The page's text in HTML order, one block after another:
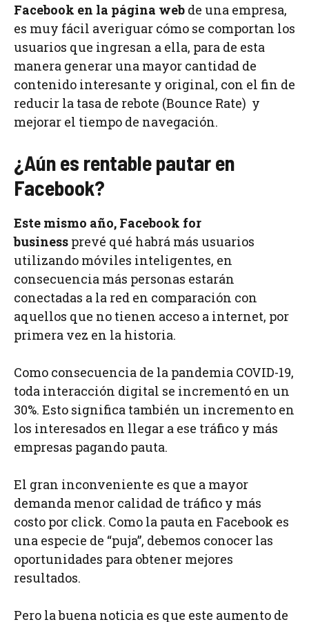
Facebook en la página web de una empresa,
es muy fácil averiguar cómo se comportan los
usuarios que ingresan a ella, para de esta
manera generar una mayor cantidad de
contenido interesante y original, con el fin de
reducir la tasa de rebote (Bounce Rate) y
mejorar el tiempo de navegación.
¿Aún es rentable pautar en
Facebook?
Este mismo año, Facebook for
business prevé qué habrá más usuarios
utilizando móviles inteligentes, en
consecuencia más personas estarán
conectadas a la red en comparación con
aquellos que no tienen acceso a internet, por
primera vez en la historia.
Como consecuencia de la pandemia COVID-19,
toda interacción digital se incrementó en un
30%. Esto significa también un incremento en
los interesados en llegar a ese tráfico y más
empresas pagando pauta.
El gran inconveniente es que a mayor
demanda menor calidad de tráfico y más
costo por click. Como la pauta en Facebook es
una especie de “puja”, debemos conocer las
oportunidades para obtener mejores
resultados.
Pero la buena noticia es que este aumento de